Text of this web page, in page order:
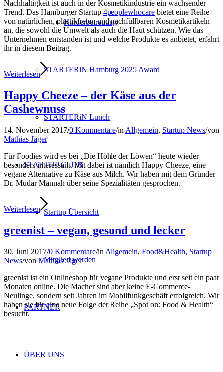
Kinderbetreuung
STARTERiN Hamburg 2025 Award
STARTERiN Lunch
STARTUP CLUB
Startup Übersicht
Mitglied werden
PARTNER
ÜBER UNS
Nachhaltigkeit ist auch in der Kosmetikindustrie ein wachsender
Trend. Das Hamburger Startup 4peoplewhocare bietet eine Reihe
von natürlichen, plastikfreien und nachfüllbaren Kosmetikartikeln
an, die sowohl die Umwelt als auch die Haut schützen. Wie das
Unternehmen entstanden ist und welche Produkte es anbietet, erfahrt
ihr in diesem Beitrag.
Weiterlesen
Happy Cheeze – der Käse aus der
Cashewnuss
14. November 2017/0 Kommentare/in Allgemein, Startup News/von
Mathias Jäger
Für Foodies wird es bei „Die Höhle der Löwen“ heute wieder
besonders interessant. Mit dabei ist nämlich Happy Cheeze, eine
vegane Alternative zu Käse aus Milch. Wir haben mit dem Gründer
Dr. Mudar Mannah über seine Spezialitäten gesprochen.
Weiterlesen
greenist – vegan, gesund und lecker
30. Juni 2017/0 Kommentare/in Allgemein, Food&Health, Startup
News/vonMathias Jäger
greenist ist ein Onlineshop für vegane Produkte und erst seit ein paar
Monaten online. Die Macher sind aber keine E-Commerce-
Neulinge, sondern seit Jahren im Mobilfunkgeschäft erfolgreich. Wir
haben sie für eine neue Folge der Reihe „Spot on: Food & Health“
besucht.